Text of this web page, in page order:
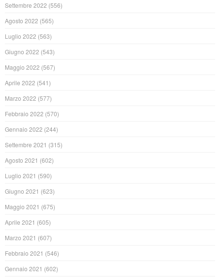
Settembre 2022 (556)
Agosto 2022 (565)
Luglio 2022 (563)
Giugno 2022 (543)
Maggio 2022 (567)
Aprile 2022 (541)
Marzo 2022 (577)
Febbraio 2022 (570)
Gennaio 2022 (244)
Settembre 2021 (315)
Agosto 2021 (602)
Luglio 2021 (590)
Giugno 2021 (623)
Maggio 2021 (675)
Aprile 2021 (605)
Marzo 2021 (607)
Febbraio 2021 (546)
Gennaio 2021 (602)